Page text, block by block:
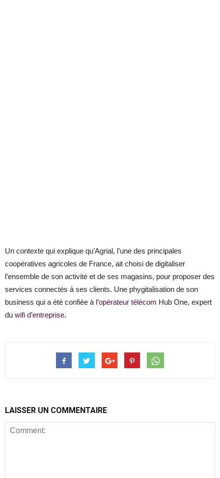
Un contexte qui explique qu’Agrial, l’une des principales
coopératives agricoles de France, ait choisi de digitaliser
l’ensemble de son activité et de ses magasins, pour proposer des
services connectés à ses clients. Une phygitalisation de son
business qui a été confiée à l’opérateur télécom Hub One, expert
du wifi d’entreprise.
LAISSER UN COMMENTAIRE